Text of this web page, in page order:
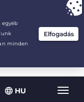
HU
years at $